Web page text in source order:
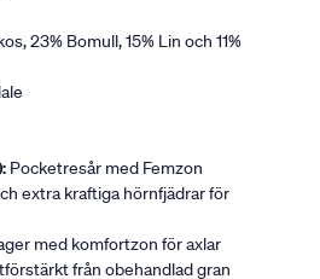
23% Bomull, 15% Lin och 11%
Pocketresår med Femzon
extra kraftiga hörnfjädrar för
med komfortzon för axlar
från obehandlad gran